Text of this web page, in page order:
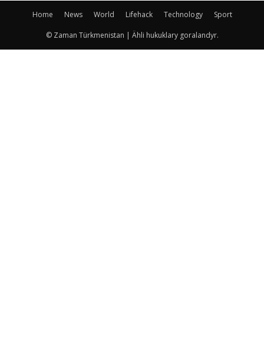
Home News World Lifehack Technology Sport
© Zaman Türkmenistan | Ähli hukuklary goralandyr.